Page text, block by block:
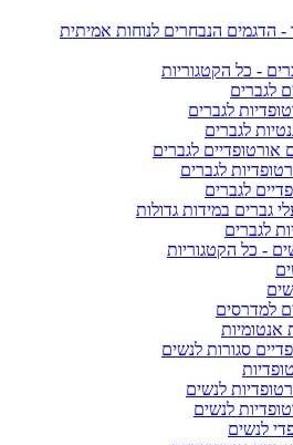
הדגמים הנבחרים לנוחות אמיתית
- כל הקטגוריות
לגברים
לגברים
לגברים
אורטופדיים לגברים
לגברים
לגברים
גברים במידות גדולות
לגברים
- כל הקטגוריות
למדרסים
אנטומיות
סגורות לנשים
לנשים
לנשים
לנשים